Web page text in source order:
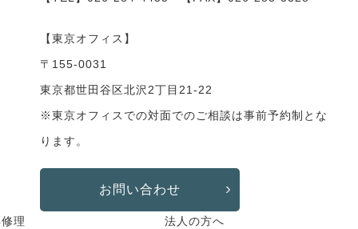
【東京オフィス】
〒155-0031
東京都世田谷区北沢2丁目21-22
※東京オフィスでの対面でのご相談は事前予約制とな
ります。
お問い合わせ
理
法人の方へ